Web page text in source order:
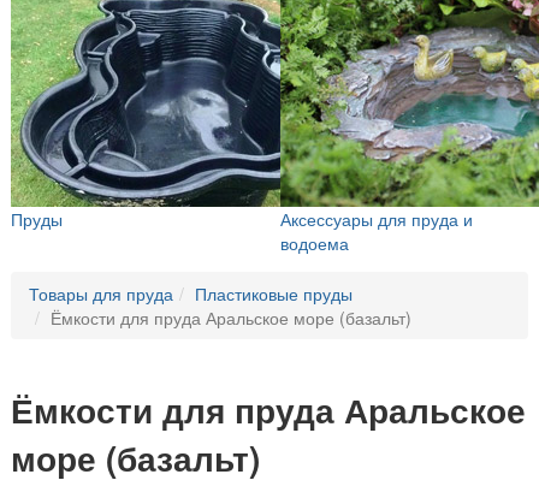
Пруды
Аксессуары для пруда и
водоема
Товары для пруда
Пластиковые пруды
Ёмкости для пруда Аральское море (базальт)
Ёмкости для пруда Аральское
море (базальт)